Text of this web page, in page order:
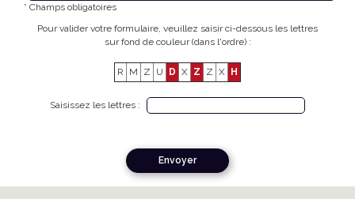
* Champs obligatoires
Pour valider votre formulaire, veuillez saisir ci-dessous les lettres
sur fond de couleur (dans l'ordre) :
R M Z U D X Z Z X H
Saisissez les lettres :